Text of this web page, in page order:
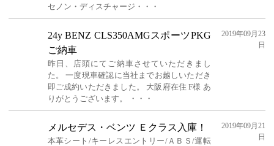
セノン・ディスチャージ・・・
24y BENZ CLS350AMGスポーツPKG
ご納車
昨日、店頭にてご納車させていただきまし
た。 一度現車確認に当社までお越しいただき
即ご成約いただきました。 大阪府在住 F様 あ
りがとうございます。 ・・・
2019年09月23
日
メルセデス・ベンツ Ｅクラス入庫！
本革シート/キーレスエントリー/ＡＢＳ/運転
2019年09月21
日